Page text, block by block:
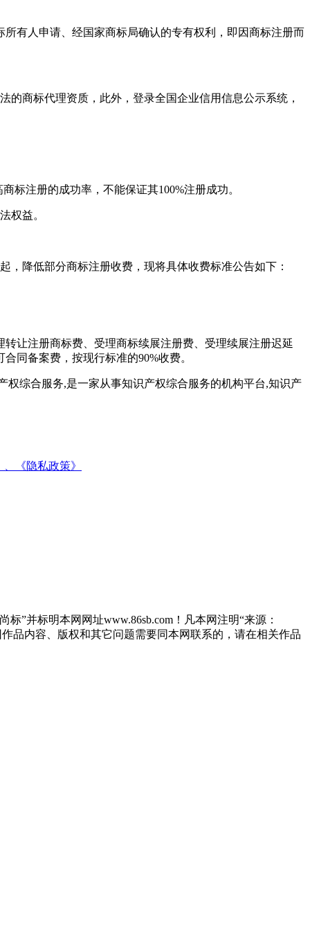
有人申请、经国家商标局确认的专有权利，即因商标注册而
商标代理资质，此外，登录全国企业信用信息公示系统，
标注册的成功率，不能保证其100%注册成功。
权益。
，降低部分商标注册收费，现将具体收费标准公告如下：
让注册商标费、受理商标续展注册费、受理续展注册迟延
合同备案费，按现行标准的90%收费。
综合服务,是一家从事知识产权综合服务的机构平台,知识产
《隐私政策》
”并标明本网网址www.86sb.com！凡本网注明“来源：
品内容、版权和其它问题需要同本网联系的，请在相关作品